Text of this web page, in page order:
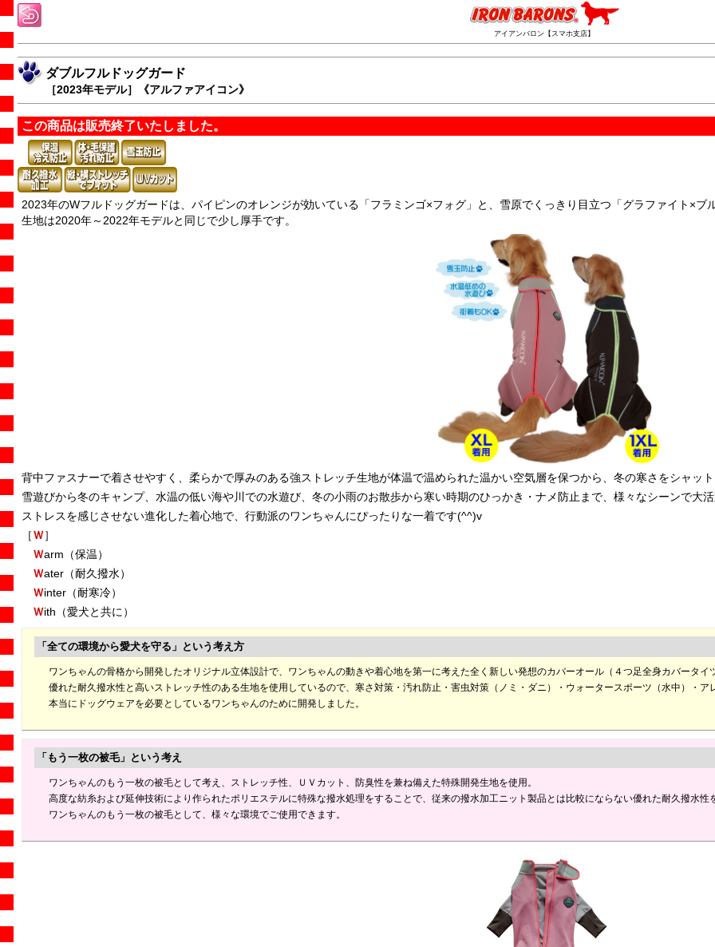
アイアンバロン【スマホ支店】
ダブルフルドッグガード
［2023年モデル］《アルファアイコン》
この商品は販売終了いたしました。
2023年のWフルドッグガードは、パイピンのオレンジが効いている「フラミンゴ×フォグ」と、雪原でくっきり目立つ「グラファイト×ブ
生地は2020年～2022年モデルと同じで少し厚手です。
背中ファスナーで着させやすく、柔らかで厚みのある強ストレッチ生地が体温で温められた温かい空気層を保つから、冬の寒さをシャット
雪遊びから冬のキャンプ、水温の低い海や川での水遊び、冬の小雨のお散歩から寒い時期のひっかき・ナメ防止まで、様々なシーンで大
ストレスを感じさせない進化した着心地で、行動派のワンちゃんにぴったりな一着です(^^)v
［Ｗ］
Ｗarm（保温）
Ｗater（耐久撥水）
Ｗinter（耐寒冷）
Ｗith（愛犬と共に）
「全ての環境から愛犬を守る」という考え方
ワンちゃんの骨格から開発したオリジナル立体設計で、ワンちゃんの動きや着心地を第一に考えた全く新しい発想のカバーオール（４つ足全身カバータイ
優れた耐久撥水性と高いストレッチ性のある生地を使用しているので、寒さ対策・汚れ防止・害虫対策（ノミ・ダニ）・ウォータースポーツ（水中）・
本当にドッグウェアを必要としているワンちゃんのために開発しました。
「もう一枚の被毛」という考え
ワンちゃんのもう一枚の被毛として考え、ストレッチ性、ＵＶカット、防臭性を兼ね備えた特殊開発生地を使用。
高度な紡糸および延伸技術により作られたポリエステルに特殊な撥水処理をすることで、従来の撥水加工ニット製品とは比較にならない優れた耐久撥水性
ワンちゃんのもう一枚の被毛として、様々な環境でご使用できます。